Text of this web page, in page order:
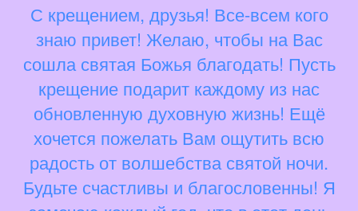
С крещением, друзья! Все-всем кого
знаю привет! Желаю, чтобы на Вас
сошла святая Божья благодать! Пусть
крещение подарит каждому из нас
обновленную духовную жизнь! Ещё
хочется пожелать Вам ощутить всю
радость от волшебства святой ночи.
Будьте счастливы и благословенны! Я